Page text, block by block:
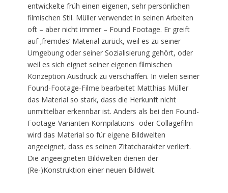
entwickelte früh einen eigenen, sehr persönlichen
filmischen Stil. Müller verwendet in seinen Arbeiten
oft – aber nicht immer – Found Footage. Er greift
auf ‚fremdes’ Material zurück, weil es zu seiner
Umgebung oder seiner Sozialisierung gehört, oder
weil es sich eignet seiner eigenen filmischen
Konzeption Ausdruck zu verschaffen. In vielen seiner
Found-Footage-Filme bearbeitet Matthias Müller
das Material so stark, dass die Herkunft nicht
unmittelbar erkennbar ist. Anders als bei den Found-
Footage-Varianten Kompilations- oder Collagefilm
wird das Material so für eigene Bildwelten
angeeignet, dass es seinen Zitatcharakter verliert.
Die angeeigneten Bildwelten dienen der
(Re-)Konstruktion einer neuen Bildwelt.